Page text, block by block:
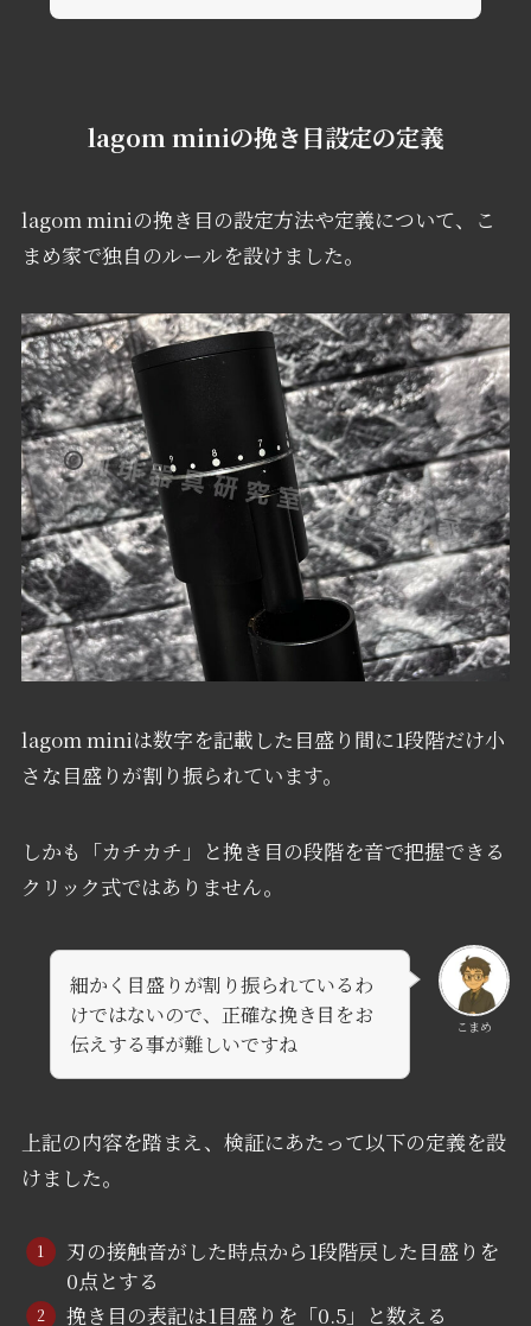
lagom miniの挽き目設定の定義
lagom miniの挽き目の設定方法や定義について、こ
まめ家で独自のルールを設けました。
lagom miniは数字を記載した目盛り間に1段階だけ小
さな目盛りが割り振られています。
しかも「カチカチ」と挽き目の段階を音で把握できる
クリック式ではありません。
こまめ
細かく目盛りが割り振られているわ
けではないので、正確な挽き目をお
伝えする事が難しいですね
上記の内容を踏まえ、検証にあたって以下の定義を設
けました。
刃の接触音がした時点から1段階戻した目盛りを
0点とする
挽き目の表記は1目盛りを「0.5」と数える